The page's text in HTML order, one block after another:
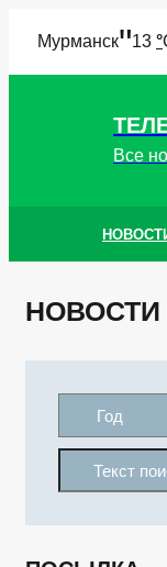
Мурманск"13 °
Все
НОВОСТИ